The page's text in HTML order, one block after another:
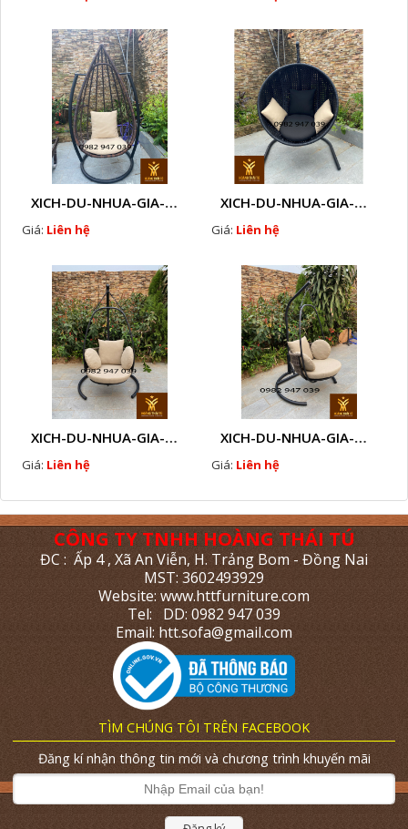
XICH-DU-NHUA-GIA-MAY-O2
Giá: Liên hệ
XICH-DU-NHUA-GIA-MAY-O1
Giá: Liên hệ
XICH-DU-NHUA-GIA-MAY-NGOAI-TROI-K2
Giá: Liên hệ
XICH-DU-NHUA-GIA-MAY-NGOAI-TROI-CAO-CAP-K1
Giá: Liên hệ
CÔNG TY TNHH HOÀNG THÁI TÚ
ĐC : Ấp 4 , Xã An Viễn, H. Trảng Bom - Đồng Nai
MST: 3602493929
Website: www.httfurniture.com
Tel: DD: 0982 947 039
Email: htt.sofa@gmail.com
TÌM CHÚNG TÔI TRÊN FACEBOOK
Đăng kí nhận thông tin mới và chương trình khuyến mãi